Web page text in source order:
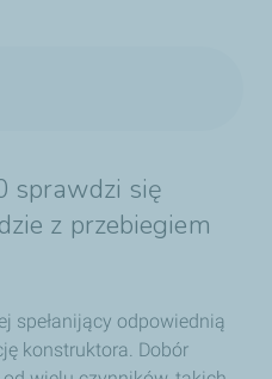
sprawdzi się
z przebiegiem
spełanijący odpowiednią
konstruktora. Dobór